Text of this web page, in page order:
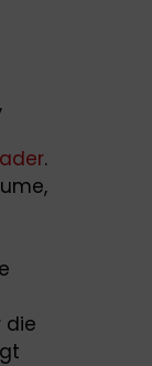
.
die